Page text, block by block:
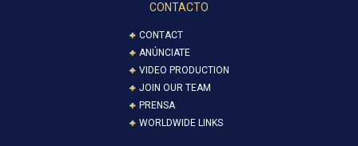
CONTACTO
CONTACT
ANÚNCIATE
VIDEO PRODUCTION
JOIN OUR TEAM
PRENSA
WORLDWIDE LINKS